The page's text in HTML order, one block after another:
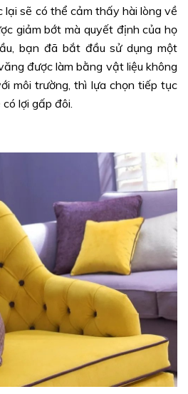
lại sẽ có thể cảm thấy hài lòng về
giảm bớt mà quyết định của họ
bạn đã bắt đầu sử dụng một
được làm bằng vật liệu không
môi trường, thì lựa chọn tiếp tục
lợi gấp đôi.